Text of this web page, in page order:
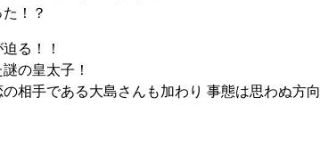
！？
る！！
の皇太⼦！
相⼿である⼤島さんも加わり 事態は思わぬ⽅向